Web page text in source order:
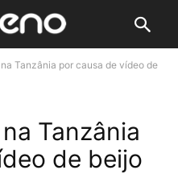
Tanzânia por causa de vídeo de
Tanzânia
de beijo